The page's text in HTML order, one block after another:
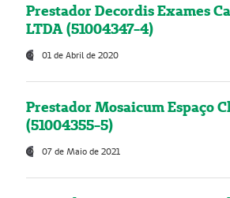
Prestador Decordis Exames
LTDA (51004347-4)
01 de Abril de 2020
Prestador Mosaicum Espaço
(51004355-5)
07 de Maio de 2021